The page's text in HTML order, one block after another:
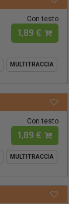
Con testo
1,89 €
MULTITRACCIA
Con testo
1,89 €
MULTITRACCIA